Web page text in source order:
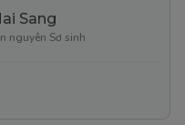
Sang
nguyên Sơ sinh